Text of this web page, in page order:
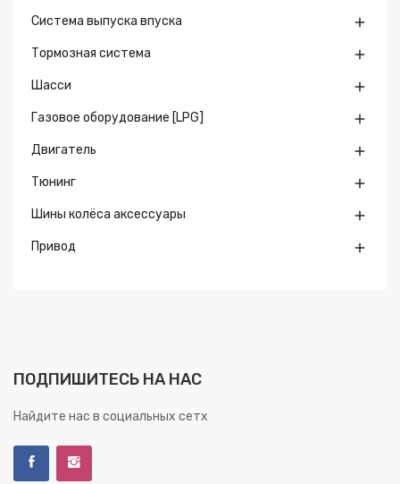
Система выпуска впуска 
Тормозная система 
Шасси 
Газовое оборудование [LPG] 
Двигатель 
Тюнинг 
Шины колёса аксессуары 
Привод 
ПОДПИШИТЕСЬ НА НАС
Найдите нас в социальных сетх